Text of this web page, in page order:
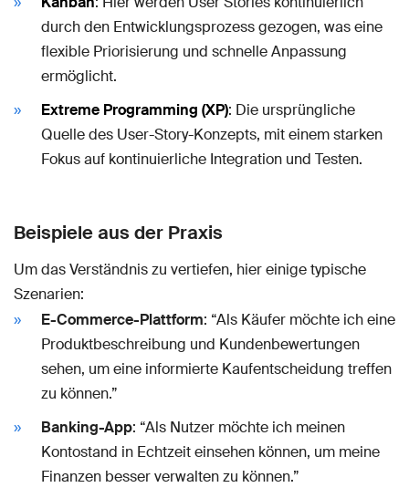
durch den Entwicklungsprozess gezogen, was eine
flexible Priorisierung und schnelle Anpassung
ermöglicht.
Extreme Programming (XP): Die ursprüngliche
Quelle des User-Story-Konzepts, mit einem starken
Fokus auf kontinuierliche Integration und Testen.
Beispiele aus der Praxis
Um das Verständnis zu vertiefen, hier einige typische
Szenarien:
E-Commerce-Plattform: “Als Käufer möchte ich eine
Produktbeschreibung und Kundenbewertungen
sehen, um eine informierte Kaufentscheidung treffen
zu können.”
Banking-App: “Als Nutzer möchte ich meinen
Kontostand in Echtzeit einsehen können, um meine
Finanzen besser verwalten zu können.”